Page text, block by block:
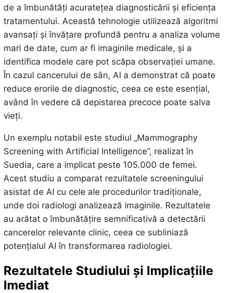
de a îmbunătăți acuratețea diagnosticării și eficiența
tratamentului. Această tehnologie utilizează algoritmi
avansați și învățare profundă pentru a analiza volume
mari de date, cum ar fi imaginile medicale, și a
identifica modele care pot scăpa observației umane.
În cazul cancerului de sân, AI a demonstrat că poate
reduce erorile de diagnostic, ceea ce este esențial,
având în vedere că depistarea precoce poate salva
vieți.
Un exemplu notabil este studiul „Mammography
Screening with Artificial Intelligence”, realizat în
Suedia, care a implicat peste 105.000 de femei.
Acest studiu a comparat rezultatele screeningului
asistat de AI cu cele ale procedurilor tradiționale,
unde doi radiologi analizează imaginile. Rezultatele
au arătat o îmbunătățire semnificativă a detectării
cancerelor relevante clinic, ceea ce subliniază
potențialul AI în transformarea radiologiei.
Rezultatele Studiului și Implicațiile
Imediat